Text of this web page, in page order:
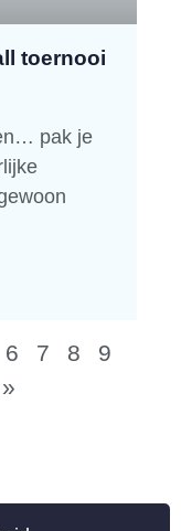
toernooi
pak je
6 7 8
9